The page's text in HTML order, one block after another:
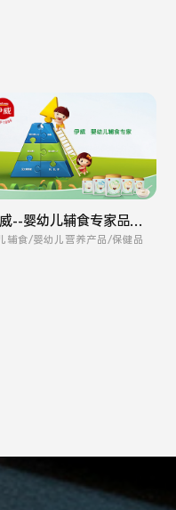
--婴幼儿辅食专家品牌
辅食/婴幼儿营养产品/保健品